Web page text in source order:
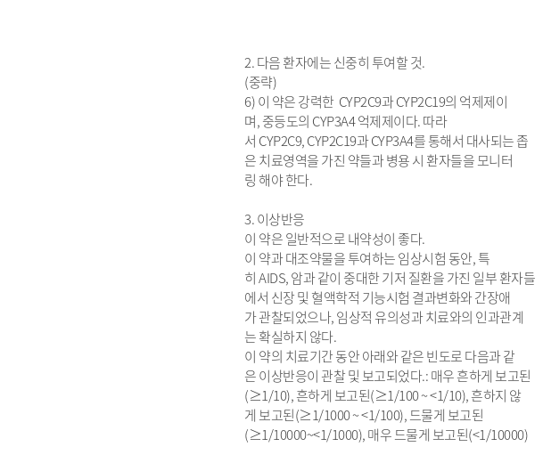
2. 다음 환자에는 신중히 투여할 것.
(중략)
6) 이 약은 강력한 CYP2C9과 CYP2C19의 억제제이
며, 중등도의 CYP3A4 억제제이다. 따라
서 CYP2C9, CYP2C19과 CYP3A4를 통해서 대사되는 좁
은 치료영역을 가진 약들과 병용 시 환자들을 모니터
링 해야 한다.
3. 이상반응
이 약은 일반적으로 내약성이 좋다.
이 약과 대조약물을 투여하는 임상시험 동안, 특
히 AIDS, 암과 같이 중대한 기저 질환을 가진 일부 환자들
에서 신장 및 혈액학적 기능시험 결과변화와 간장애
가 관찰되었으나, 임상적 유의성과 치료와의 인과관계
는 확실하지 않다.
이 약의 치료기간 동안 아래와 같은 빈도로 다음과 같
은 이상반응이 관찰 및 보고되었다.: 매우 흔하게 보고된
(≥1/10), 흔하게 보고된(≥1/100 ~ <1/10), 흔하지 않
게 보고된(≥1/1000 ~ <1/100), 드물게 보고된
(≥1/10000~<1/1000), 매우 드물게 보고된(<1/10000)